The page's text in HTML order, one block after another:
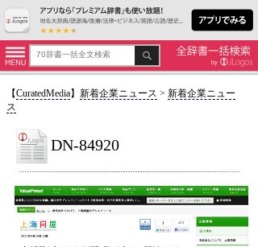
【CuratedMedia】 新着企業ニュース > 新着企業ニュー
ス
DN-84920